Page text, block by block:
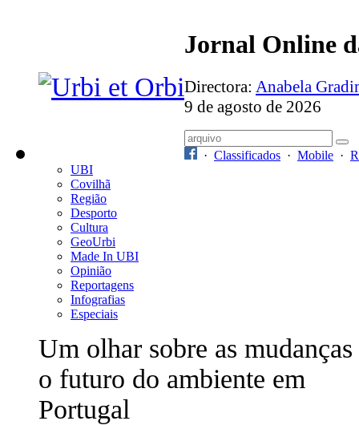
Jornal Online
Directora: Anabela
9 de agosto de 2026
· Classificados · Mobile ·
UBI
Covilhã
Região
Desporto
Cultura
GeoUrbi
Made In UBI
Opinião
Reportagens
Infografias
Especiais
Um olhar sobre as mudanças
o futuro do ambiente em
Portugal